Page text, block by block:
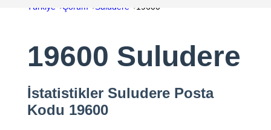
Türkiye Çorum Suludere 19600
19600 Suludere
İstatistikler Suludere Posta
Kodu 19600